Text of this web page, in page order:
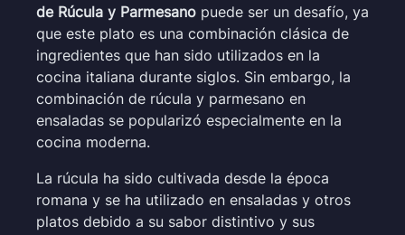
de Rúcula y Parmesano puede ser un desafío, ya
que este plato es una combinación clásica de
ingredientes que han sido utilizados en la
cocina italiana durante siglos. Sin embargo, la
combinación de rúcula y parmesano en
ensaladas se popularizó especialmente en la
cocina moderna.
La rúcula ha sido cultivada desde la época
romana y se ha utilizado en ensaladas y otros
platos debido a su sabor distintivo y sus